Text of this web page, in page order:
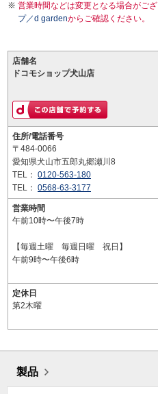
営業時間などは変更となる場合がご
プ／d gardenからご確認ください。
店舗名
ドコモショップ犬山店
住所/電話番号
〒484-0066
愛知県犬山市五郎丸郷瀬川8
TEL： 0120-563-180
TEL： 0568-63-3177
営業時間
午前10時〜午後7時
【毎週土曜 毎週日曜 祝日】
午前9時〜午後6時
定休日
第2木曜
製品